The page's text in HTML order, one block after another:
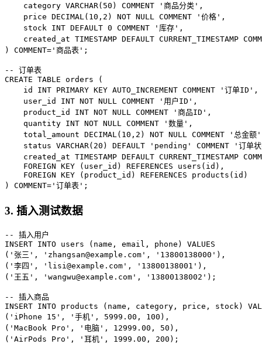
    category VARCHAR(50) COMMENT '商品分类',
    price DECIMAL(10,2) NOT NULL COMMENT '价格',
    stock INT DEFAULT 0 COMMENT '库存',
created_at TIMESTAMP DEFAULT CURRENT_TIMESTAMP
) COMMENT='商品表';
-- 订单表
CREATE TABLE orders (
    id INT PRIMARY KEY AUTO_INCREMENT COMMENT '订单ID',
    user_id INT NOT NULL COMMENT '用户ID',
    product_id INT NOT NULL COMMENT '商品ID',
    quantity INT NOT NULL COMMENT '数量',
total_amount DECIMAL(10,2) NOT NULL COMMENT '总金额
status VARCHAR(20) DEFAULT 'pending' COMMENT '订单状
created_at TIMESTAMP DEFAULT CURRENT_TIMESTAMP
    FOREIGN KEY (user_id) REFERENCES users(id),
    FOREIGN KEY (product_id) REFERENCES products(id)
3. 插入测试数据
-- 插入用户
INSERT INTO users (name, email, phone) VALUES
('张三', 'zhangsan@example.com', '13800138000'),
('李四', 'lisi@example.com', '13800138001'),
('王五', 'wangwu@example.com', '13800138002');
-- 插入商品
INSERT INTO products (name, category, price, stock)
('iPhone 15', '手机', 5999.00, 100),
('MacBook Pro', '电脑', 12999.00, 50),
('AirPods Pro', '耳机', 1999.00, 200);